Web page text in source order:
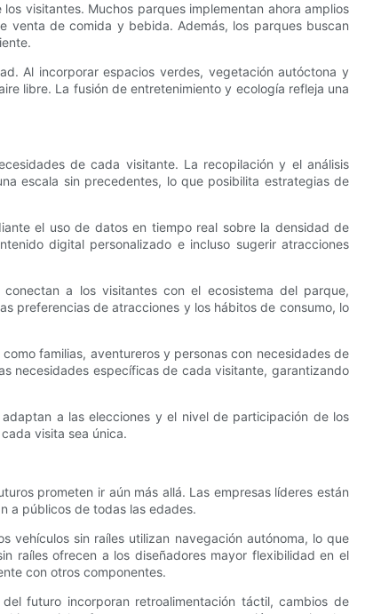
visitantes. Muchos parques implementan ahora amplios
venta de comida y bebida. Además, los parques buscan
Al incorporar espacios verdes, vegetación autóctona y
libre. La fusión de entretenimiento y ecología refleja una
de cada visitante. La recopilación y el análisis
escala sin precedentes, lo que posibilita estrategias de
el uso de datos en tiempo real sobre la densidad de
digital personalizado e incluso sugerir atracciones
a los visitantes con el ecosistema del parque,
preferencias de atracciones y los hábitos de consumo, lo
familias, aventureros y personas con necesidades de
necesidades específicas de cada visitante, garantizando
a las elecciones y el nivel de participación de los
visita sea única.
prometen ir aún más allá. Las empresas líderes están
a públicos de todas las edades.
vehículos sin raíles utilizan navegación autónoma, lo que
raíles ofrecen a los diseñadores mayor flexibilidad en el
con otros componentes.
futuro incorporan retroalimentación táctil, cambios de